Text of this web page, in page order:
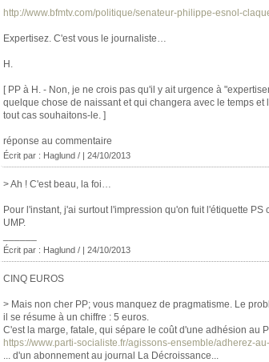
http://www.bfmtv.com/politique/senateur-philippe-esnol-
Expertisez. C'est vous le journaliste…
H.
[ PP à H. - Non, je ne crois pas qu'il y ait urgence à
quelque chose de naissant et qui changera avec le temps et
tout cas souhaitons-le. ]
réponse au commentaire
Écrit par : Haglund / | 24/10/2013
> Ah ! C'est beau, la foi…
Pour l'instant, j'ai surtout l'impression qu'on fuit l'étiquette PS
UMP.
Écrit par : Haglund / | 24/10/2013
CINQ EUROS
> Mais non cher PP; vous manquez de pragmatisme. Le
il se résume à un chiffre : 5 euros.
C'est la marge, fatale, qui sépare le coût d'une adhésion au
https://www.parti-socialiste.fr/agissons-ensemble/adherez-
... d'un abonnement au journal La Décroissance...